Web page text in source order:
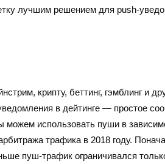
лучшим решением для push-
крипту, беттинг, гэмблинг и
в дейтинге — простое
можем использовать пуши в
трафика в 2018 году.
пуш-трафик ограничивался